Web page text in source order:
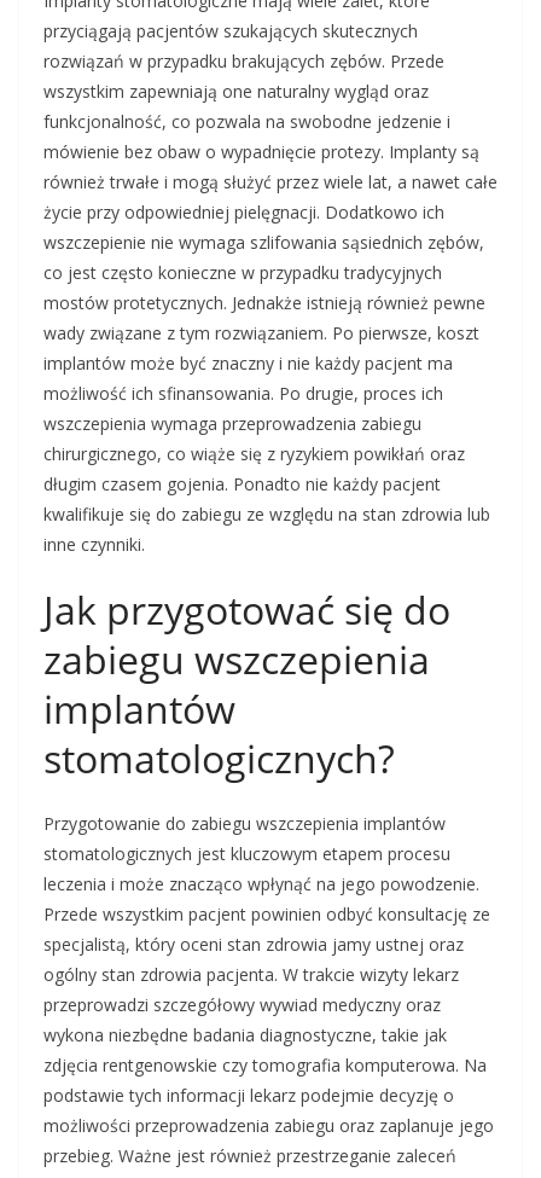
przyciągają pacjentów szukających skutecznych
rozwiązań w przypadku brakujących zębów. Przede
wszystkim zapewniają one naturalny wygląd oraz
funkcjonalność, co pozwala na swobodne jedzenie i
mówienie bez obaw o wypadnięcie protezy. Implanty są
również trwałe i mogą służyć przez wiele lat, a nawet całe
życie przy odpowiedniej pielęgnacji. Dodatkowo ich
wszczepienie nie wymaga szlifowania sąsiednich zębów,
co jest często konieczne w przypadku tradycyjnych
mostów protetycznych. Jednakże istnieją również pewne
wady związane z tym rozwiązaniem. Po pierwsze, koszt
implantów może być znaczny i nie każdy pacjent ma
możliwość ich sfinansowania. Po drugie, proces ich
wszczepienia wymaga przeprowadzenia zabiegu
chirurgicznego, co wiąże się z ryzykiem powikłań oraz
długim czasem gojenia. Ponadto nie każdy pacjent
kwalifikuje się do zabiegu ze względu na stan zdrowia lub
inne czynniki.
Jak przygotować się do
zabiegu wszczepienia
implantów
stomatologicznych?
Przygotowanie do zabiegu wszczepienia implantów
stomatologicznych jest kluczowym etapem procesu
leczenia i może znacząco wpłynąć na jego powodzenie.
Przede wszystkim pacjent powinien odbyć konsultację ze
specjalistą, który oceni stan zdrowia jamy ustnej oraz
ogólny stan zdrowia pacjenta. W trakcie wizyty lekarz
przeprowadzi szczegółowy wywiad medyczny oraz
wykona niezbędne badania diagnostyczne, takie jak
zdjęcia rentgenowskie czy tomografia komputerowa. Na
podstawie tych informacji lekarz podejmie decyzję o
możliwości przeprowadzenia zabiegu oraz zaplanuje jego
przebieg. Ważne jest również przestrzeganie zaleceń